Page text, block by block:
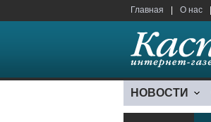
Главная О нас
НОВОСТИ